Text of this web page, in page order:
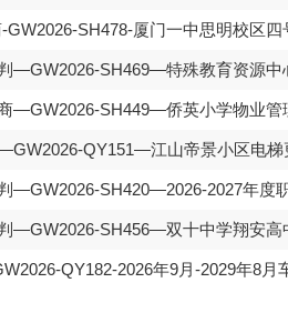
GW2026-SH478-厦门一中思明校区
—GW2026-SH469—特殊教育资源
—GW2026-SH449—侨英小学物业
QY151—江山帝景小区电
—GW2026-SH420—2026-2027年度
—GW2026-SH456—双十中学翔安
QY182-2026年9月-2029年8